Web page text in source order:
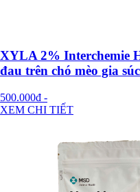
XYLA 2% Interchemie
đau trên chó mèo gia
500.000đ -
XEM CHI TIẾT